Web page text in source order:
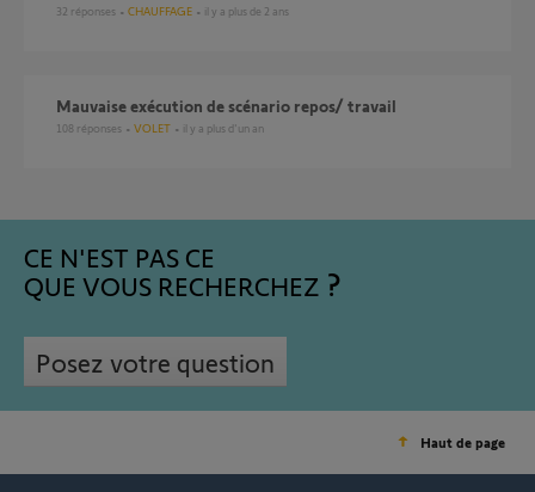
32 réponses CHAUFFAGE il y a plus de 2 ans
Mauvaise exécution de scénario repos/ travail
108 réponses VOLET il y a plus d'un an
CE N'EST PAS CE
QUE VOUS RECHERCHEZ
Posez votre question
Haut de page